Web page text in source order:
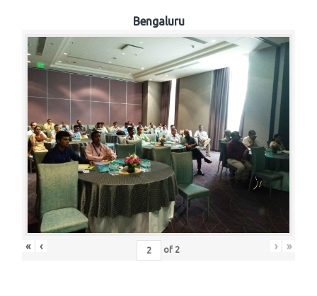
Bengaluru
« ‹ of 2 › »